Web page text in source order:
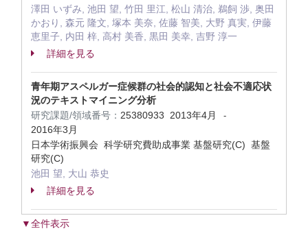
澤田 いずみ, 池田 望, 竹田 里江, 松山 清治, 鵜飼 渉, 奥田
かおり, 森元 隆文, 塚本 美奈, 佐藤 智美, 大野 真実, 伊藤
恵里子, 内田 梓, 高村 美香, 黒田 美幸, 吉野 淳一
詳細を見る
青年期アスペルガー症候群の社会的認知と社会不適応状
況のテキストマイニング分析
研究課題/領域番号： 25380933 2013年4月 -
2016年3月
日本学術振興会 科学研究費助成事業 基盤研究(C) 基盤
研究(C)
池田 望, 大山 恭史
詳細を見る
▼全件表示